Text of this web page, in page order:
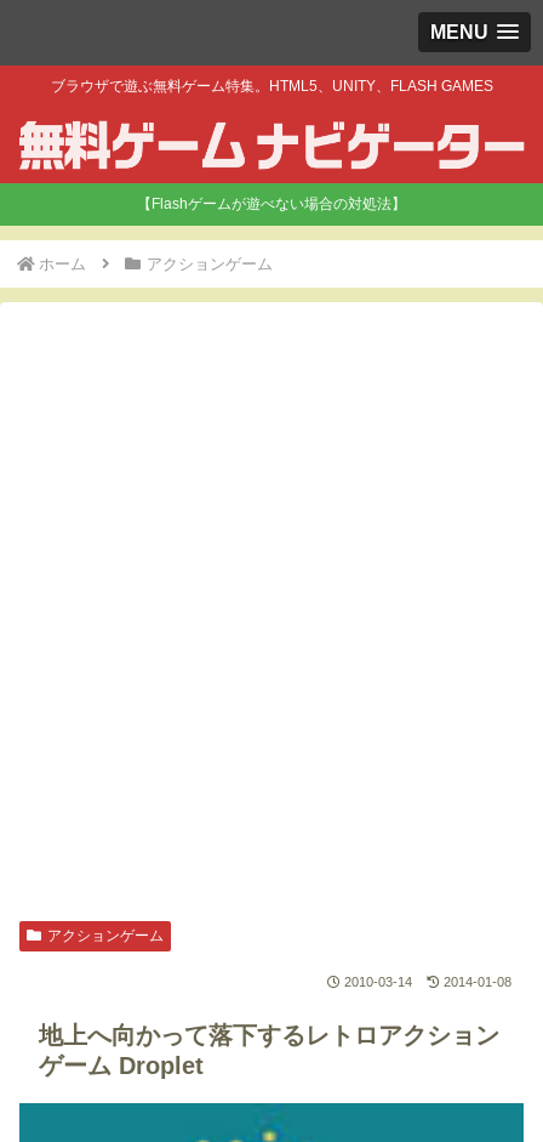
MENU
ブラウザで遊ぶ無料ゲーム特集。HTML5、UNITY、FLASH GAMES
【Flashゲームが遊べない場合の対処法】
ホーム アクションゲーム
アクションゲーム
2010-03-14 2014-01-08
地上へ向かって落下するレトロアクション
ゲーム Droplet